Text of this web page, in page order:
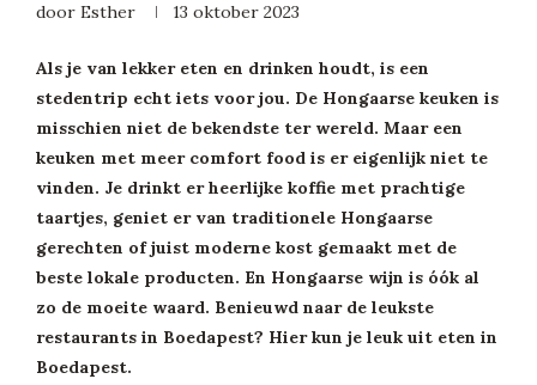
door Esther 13 oktober 2023
Als je van lekker eten en drinken houdt, is een
stedentrip echt iets voor jou. De Hongaarse keuken is
misschien niet de bekendste ter wereld. Maar een
keuken met meer comfort food is er eigenlijk niet te
vinden. Je drinkt er heerlijke koffie met prachtige
taartjes, geniet er van traditionele Hongaarse
gerechten of juist moderne kost gemaakt met de
beste lokale producten. En Hongaarse wijn is óók al
zo de moeite waard. Benieuwd naar de leukste
restaurants in Boedapest? Hier kun je leuk uit eten in
Boedapest.